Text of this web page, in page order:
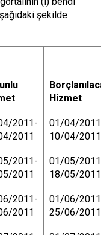
şekilde
Hizmet
2011-
2011
01/04/
10/04/2011
2011-
2011
01/05/
18/05/2011
2011-
2011
01/06/
25/06/2011